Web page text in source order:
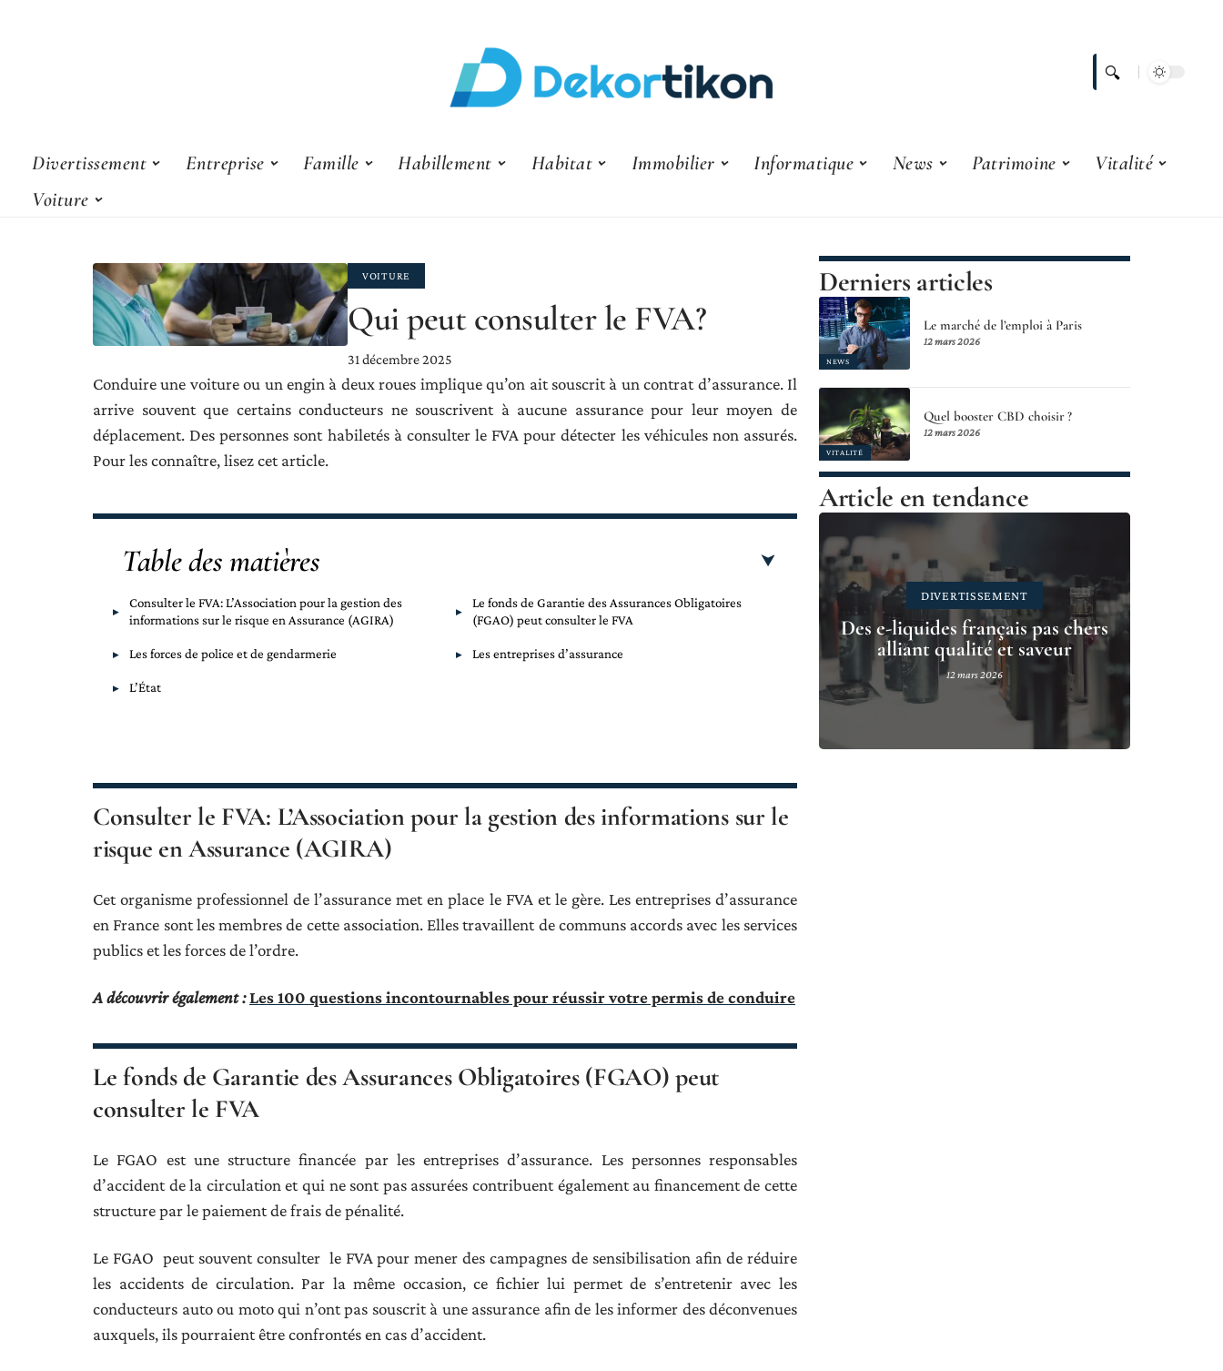
Divertissement Entreprise Famille Habillement Habitat Immobilier Informatique News Patrimoine
Vitalité
Voiture
VOITURE
Qui peut consulter le FVA?
31 décembre 2025
Conduire une voiture ou un engin à deux roues implique qu’on ait souscrit à un contrat d’assurance. Il
arrive souvent que certains conducteurs ne souscrivent à aucune assurance pour leur moyen de
déplacement. Des personnes sont habiletés à consulter le FVA pour détecter les véhicules non assurés.
Pour les connaître, lisez cet article.
Table des matières
Consulter le FVA: L’Association pour la gestion des
informations sur le risque en Assurance (AGIRA)
Le fonds de Garantie des Assurances Obligatoires
(FGAO) peut consulter le FVA
Les forces de police et de gendarmerie Les entreprises d’assurance
L’État
Consulter le FVA: L’Association pour la gestion des informations sur le
risque en Assurance (AGIRA)
Cet organisme professionnel de l’assurance met en place le FVA et le gère. Les entreprises d’assurance
en France sont les membres de cette association. Elles travaillent de communs accords avec les services
publics et les forces de l’ordre.
A découvrir également :Les 100 questions incontournables pour réussir votre permis de conduire
Le fonds de Garantie des Assurances Obligatoires (FGAO) peut
consulter le FVA
Le FGAO est une structure financée par les entreprises d’assurance. Les personnes responsables
d’accident de la circulation et qui ne sont pas assurées contribuent également au financement de cette
structure par le paiement de frais de pénalité.
Le FGAO peut souvent consulter le FVA pour mener des campagnes de sensibilisation afin de réduire
les accidents de circulation. Par la même occasion, ce fichier lui permet de s’entretenir avec les
conducteurs auto ou moto qui n’ont pas souscrit à une assurance afin de les informer des déconvenues
auxquels, ils pourraient être confrontés en cas d’accident.
Derniers articles
NEWS
Le marché de l’emploi à Paris
12 mars 2026
VITALITÉ
Quel booster CBD choisir ?
12 mars 2026
Article en tendance
DIVERTISSEMENT
Des e-liquides français pas chers
alliant qualité et saveur
12 mars 2026